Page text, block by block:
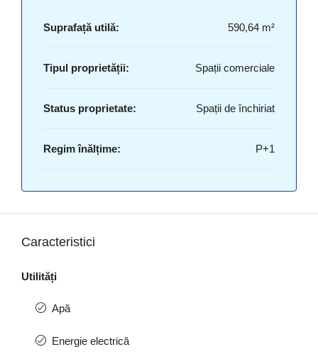
Suprafață utilă: 590,64 m²
Tipul proprietății: Spații comerciale
Status proprietate: Spații de închiriat
Regim înălțime: P+1
Caracteristici
Utilități
Apă
Energie electrică